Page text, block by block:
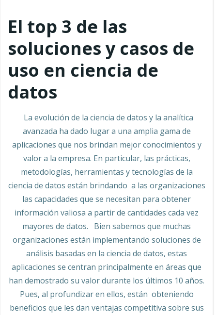
El top 3 de las
soluciones y casos de
uso en ciencia de
datos
La evolución de la ciencia de datos y la analítica
avanzada ha dado lugar a una amplia gama de
aplicaciones que nos brindan mejor conocimientos y
valor a la empresa. En particular, las prácticas,
metodologías, herramientas y tecnologías de la
ciencia de datos están brindando a las organizaciones
las capacidades que se necesitan para obtener
información valiosa a partir de cantidades cada vez
mayores de datos. Bien sabemos que muchas
organizaciones están implementando soluciones de
análisis basadas en la ciencia de datos, estas
aplicaciones se centran principalmente en áreas que
han demostrado su valor durante los últimos 10 años.
Pues, al profundizar en ellos, están obteniendo
beneficios que les dan ventajas competitiva sobre sus